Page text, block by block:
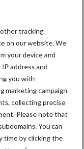
tracking
on our website. We
your device and
address and
you with
marketing campaign
collecting precise
Please note that
You can
time by clicking the
is met name
en het aantrekken
van slachtvee
dat in de
werden gebroeid